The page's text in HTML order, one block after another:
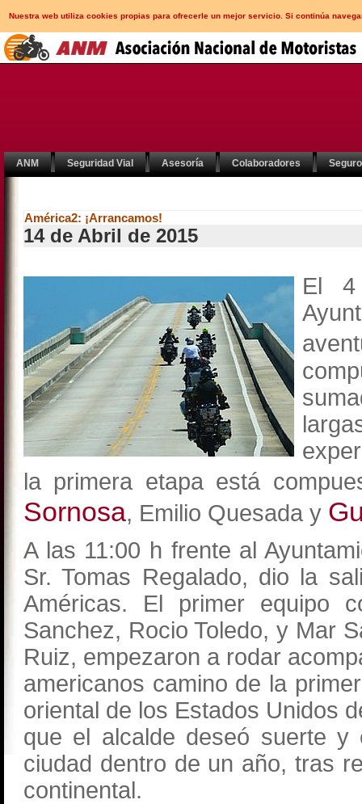
Nuestra web utiliza cookies propias para ofrecerle un mejor servicio. Si continúa
ANM Seguridad Vial Asesoría Colaboradores
América2: ¡Arrancamos!
14 de Abril de 2015
El 4
la primera etapa está
Sornosa, Emilio Quesada y
A las 11:00 h frente al
Sr. Tomas Regalado, dio la
Américas. El primer equipo
Sanchez, Rocio Toledo, y Mar
Ruiz, empezaron a rodar
americanos camino de la
oriental de los Estados Unidos
que el alcalde deseó suerte
ciudad dentro de un año, tras
continental.